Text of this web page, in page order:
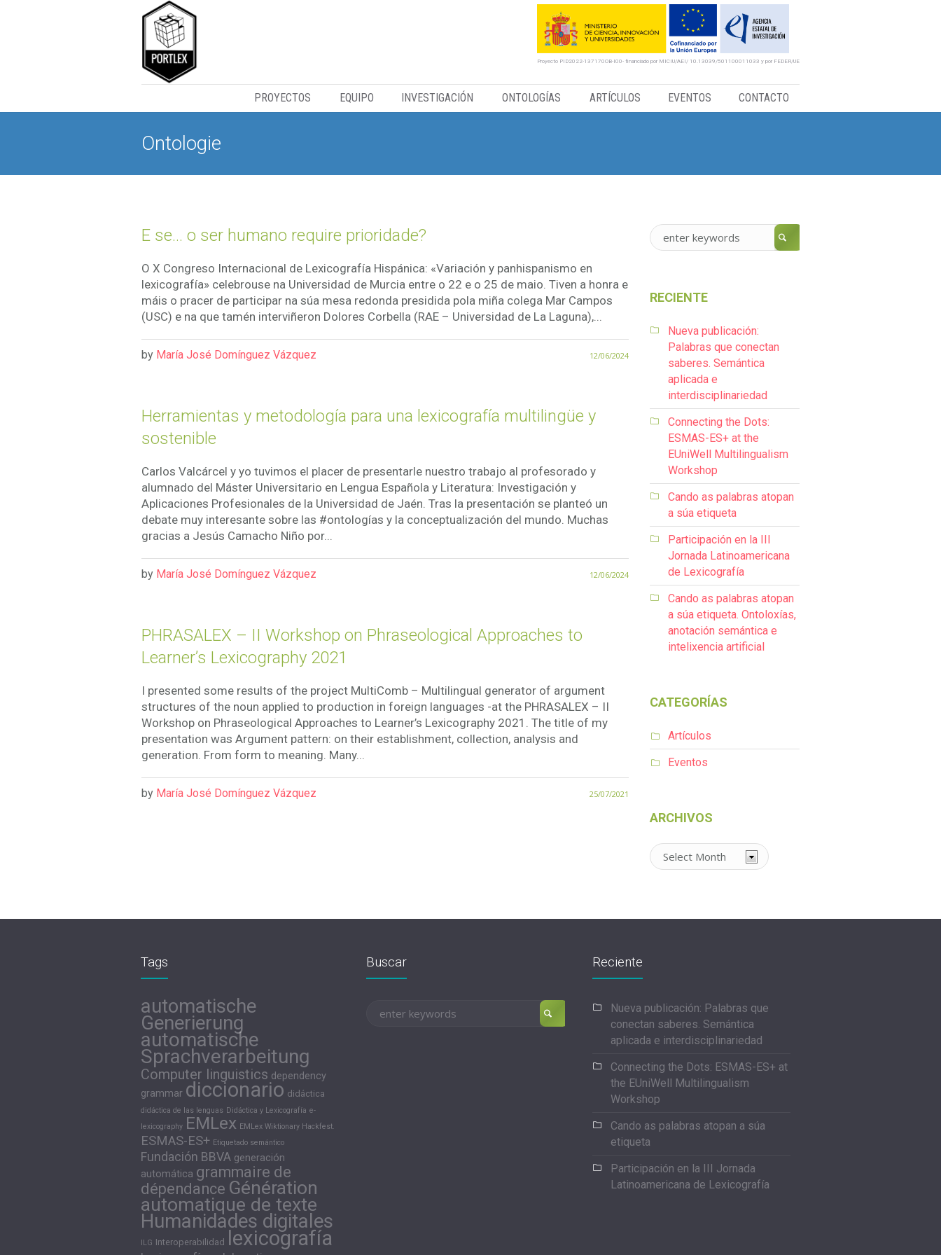
Proyecto PID2022-137170OB-I00- financiado por MICIU/AEI/ 10.13039/501100011033 y por FEDER/UE
PROYECTOS EQUIPO INVESTIGACIÓN ONTOLOGÍAS ARTÍCULOS EVENTOS CONTACTO
Ontologie
E se… o ser humano require prioridade?
O X Congreso Internacional de Lexicografía Hispánica: «Variación y panhispanismo en
lexicografía» celebrouse na Universidad de Murcia entre o 22 e o 25 de maio. Tiven a honra e
máis o pracer de participar na súa mesa redonda presidida pola miña colega Mar Campos
(USC) e na que tamén interviñeron Dolores Corbella (RAE – Universidad de La Laguna),...
12/06/2024
by María José Domínguez Vázquez
Herramientas y metodología para una lexicografía multilingüe y
sostenible
Carlos Valcárcel y yo tuvimos el placer de presentarle nuestro trabajo al profesorado y
alumnado del Máster Universitario en Lengua Española y Literatura: Investigación y
Aplicaciones Profesionales de la Universidad de Jaén. Tras la presentación se planteó un
debate muy interesante sobre las #ontologías y la conceptualización del mundo. Muchas
gracias a Jesús Camacho Niño por...
12/06/2024
by María José Domínguez Vázquez
PHRASALEX – II Workshop on Phraseological Approaches to
Learner’s Lexicography 2021
I presented some results of the project MultiComb – Multilingual generator of argument
structures of the noun applied to production in foreign languages -at the PHRASALEX – II
Workshop on Phraseological Approaches to Learner’s Lexicography 2021. The title of my
presentation was Argument pattern: on their establishment, collection, analysis and
generation. From form to meaning. Many...
25/07/2021
by María José Domínguez Vázquez
RECIENTE
Nueva publicación:
Palabras que conectan
saberes. Semántica
aplicada e
interdisciplinariedad
Connecting the Dots:
ESMAS-ES+ at the
EUniWell Multilingualism
Workshop
Cando as palabras atopan
a súa etiqueta
Participación en la III
Jornada Latinoamericana
de Lexicografía
Cando as palabras atopan
a súa etiqueta. Ontoloxías,
anotación semántica e
intelixencia artificial
CATEGORÍAS
Artículos
Eventos
ARCHIVOS
Archivos
Tags
automatische
Generierung
automatische
Sprachverarbeitung
Computer linguistics dependency
grammar diccionario didáctica
didáctica de las lenguas Didáctica y Lexicografía e-
lexicography EMLex EMLex Wiktionary Hackfest.
ESMAS-ES+ Etiquetado semántico
Fundación BBVA generación
automática grammaire de
dépendance Génération
automatique de texte
Humanidades digitales
ILG Interoperabilidad lexicografía
Buscar Reciente
Nueva publicación: Palabras que
conectan saberes. Semántica
aplicada e interdisciplinariedad
Connecting the Dots: ESMAS-ES+ at
the EUniWell Multilingualism
Workshop
Cando as palabras atopan a súa
etiqueta
Participación en la III Jornada
Latinoamericana de Lexicografía